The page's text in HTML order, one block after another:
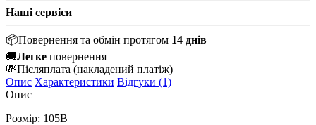
Наші сервіси
📦Повернення та обмін протягом 14 днів
🚚Легке повернення
💸Післяплата (накладений платіж)
Опис Характеристики Відгуки (1)
Опис
Розмір: 105В